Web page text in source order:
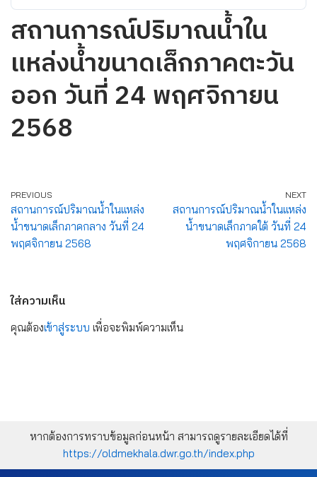
สถานการณ์ปริมาณน้ำใน
แหล่งน้ำขนาดเล็กภาคตะวัน
ออก วันที่ 24 พฤศจิกายน
2568
PREVIOUS
สถานการณ์ปริมาณน้ำในแหล่ง
น้ำขนาดเล็กภาคกลาง วันที่ 24
พฤศจิกายน 2568
NEXT
สถานการณ์ปริมาณน้ำในแหล่ง
น้ำขนาดเล็กภาคใต้ วันที่ 24
พฤศจิกายน 2568
ใส่ความเห็น
คุณต้องเข้าสู่ระบบ เพื่อจะพิมพ์ความเห็น
หากต้องการทราบข้อมูลก่อนหน้า สามารถดูรายละเอียดได้ที่
https://oldmekhala.dwr.go.th/index.php